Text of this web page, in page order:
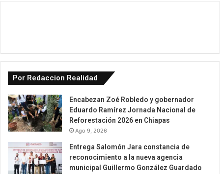
Por Redaccion Realidad
Encabezan Zoé Robledo y gobernador
Eduardo Ramírez Jornada Nacional de
Reforestación 2026 en Chiapas
Ago 9, 2026
Entrega Salomón Jara constancia de
reconocimiento a la nueva agencia
municipal Guillermo González Guardado